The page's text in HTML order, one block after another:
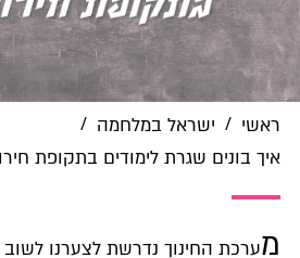
ראשי / ישראל במלחמה /
איך בונים שגרת לימודים בתקופת
מערכת החינוך נדרשת לצערנו